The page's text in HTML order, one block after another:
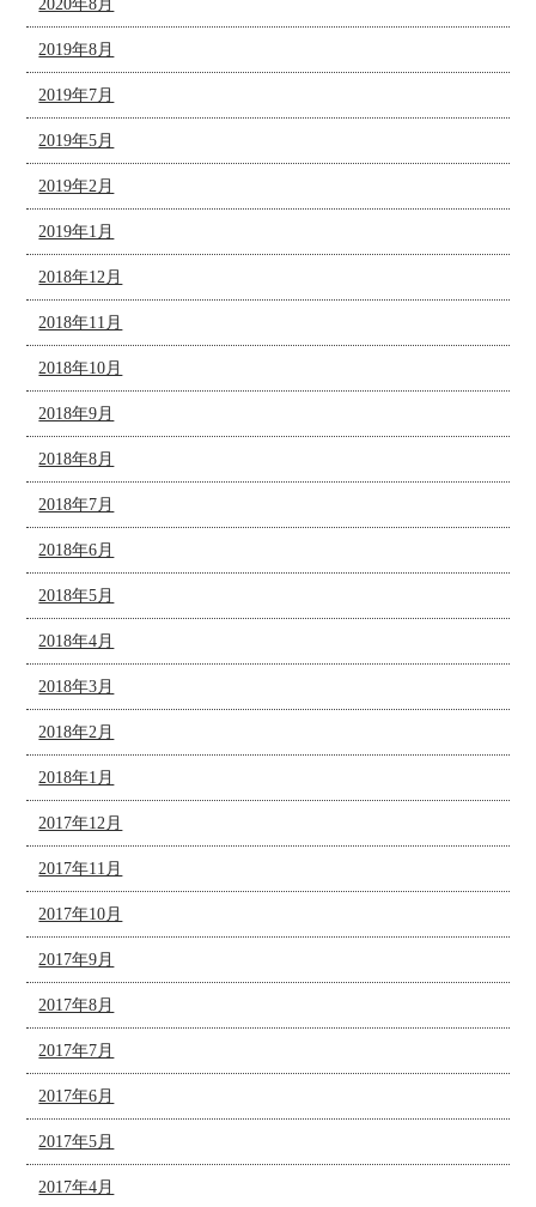
2020年8月
2019年8月
2019年7月
2019年5月
2019年2月
2019年1月
2018年12月
2018年11月
2018年10月
2018年9月
2018年8月
2018年7月
2018年6月
2018年5月
2018年4月
2018年3月
2018年2月
2018年1月
2017年12月
2017年11月
2017年10月
2017年9月
2017年8月
2017年7月
2017年6月
2017年5月
2017年4月